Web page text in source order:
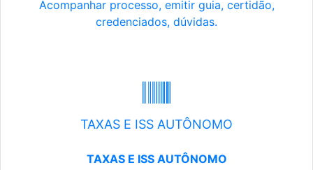
Acompanhar processo, emitir guia, certidão,
credenciados, dúvidas.
TAXAS E ISS AUTÔNOMO
TAXAS E ISS AUTÔNOMO